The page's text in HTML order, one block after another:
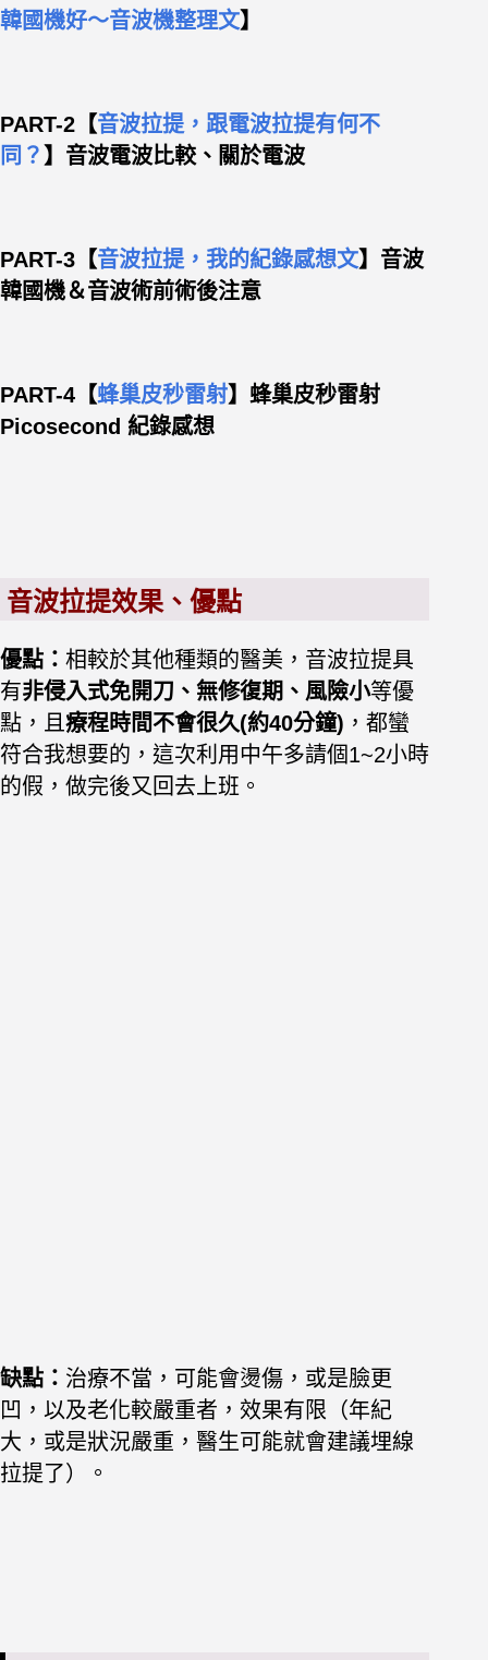
韓國機好～音波機整理文】
PART-2【音波拉提，跟電波拉提有何不
同？ 】音波電波比較、關於電波
PART-3【音波拉提，我的紀錄感想文】 音波
韓國機＆音波術前術後注意
PART-4【蜂巢皮秒雷射】蜂巢皮秒雷射
Picosecond 紀錄感想
音波拉提效果、優點
優點： 相較於其他種類的醫美，音波拉提具
有非侵入式免開刀、無修復期、風險小等優
點，且 療程時間不會很久(約40分鐘) ，都蠻
符合我想要的，這次利用中午多請個1~2小時
的假，做完後又回去上班。
缺點： 治療不當，可能會燙傷，或是臉更
凹，以及老化較嚴重者，效果有限（年紀
大，或是狀況嚴重，醫生可能就會建議埋線
拉提了）。